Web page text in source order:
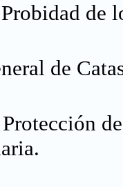
de
de
.